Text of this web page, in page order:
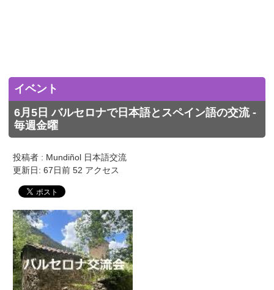
イベント
6月5日 バルセロナで日本語とスペイン語の交流 -
毎週金曜
投稿者 : Mundiñol 日本語交流
更新日: 67日前 52 アクセス